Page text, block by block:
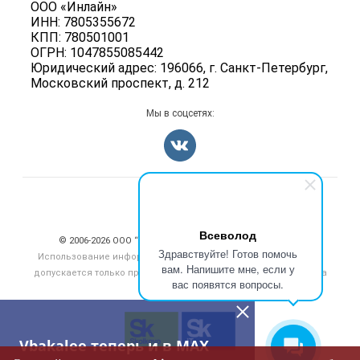
Всеволод
Здравствуйте! Готов помочь
вам. Напишите мне, если у
вас появятся вопросы.
Vbakalee теперь и в MAX
ООО «Инлайн»
ИНН: 7805355672
КПП: 780501001
ОГРН: 1047855085442
Юридический адрес: 196066, г. Санкт-Петербург,
Московский проспект, д. 212
Мы в соцсетях:
© 2006‑2026 ООО “Инлайн”. 12+ Все права защищены.
Использование информации, размещенной на данном сайте,
допускается только при размещении активной гиперссылки на
vbakalee.ru